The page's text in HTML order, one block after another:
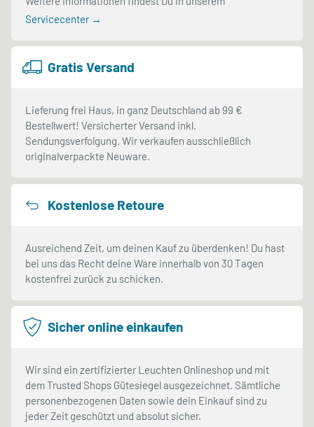
Servicecenter →
Gratis Versand
Lieferung frei Haus, in ganz Deutschland ab 99 €
Bestellwert! Versicherter Versand inkl.
Sendungsverfolgung. Wir verkaufen ausschließlich
originalverpackte Neuware.
Kostenlose Retoure
Ausreichend Zeit, um deinen Kauf zu überdenken! Du hast
bei uns das Recht deine Ware innerhalb von 30 Tagen
kostenfrei zurück zu schicken.
Sicher online einkaufen
Wir sind ein zertifizierter Leuchten Onlineshop und mit
dem Trusted Shops Gütesiegel ausgezeichnet. Sämtliche
personenbezogenen Daten sowie dein Einkauf sind zu
jeder Zeit geschützt und absolut sicher.